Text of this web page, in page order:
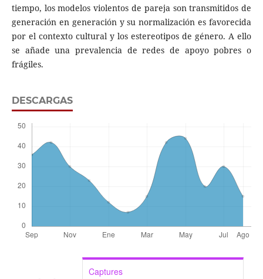
tiempo, los modelos violentos de pareja son transmitidos de
generación en generación y su normalización es favorecida
por el contexto cultural y los estereotipos de género. A ello
se añade una prevalencia de redes de apoyo pobres o
frágiles.
DESCARGAS
Captures